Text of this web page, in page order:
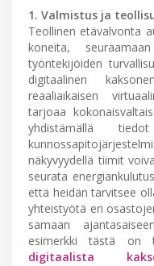
1. Valmistus ja
Teollinen etävalvonta
koneita,
työntekijöiden
digitaalinen
reaaliaikaisen
tarjoaa
yhdistämällä
näkyvyydellä tiimit
seurata
että heidän tarvitsee
yhteistyötä eri
samaan
esimerkki tästä on
digitaalista